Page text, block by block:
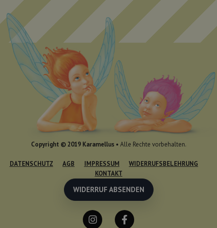
Copyright © 2019 Karamellus • Alle Rechte vorbehalten.
DATENSCHUTZ AGB IMPRESSUM
WIDERRUFSBELEHRUNG
KONTAKT
WIDERRUF ABSENDEN